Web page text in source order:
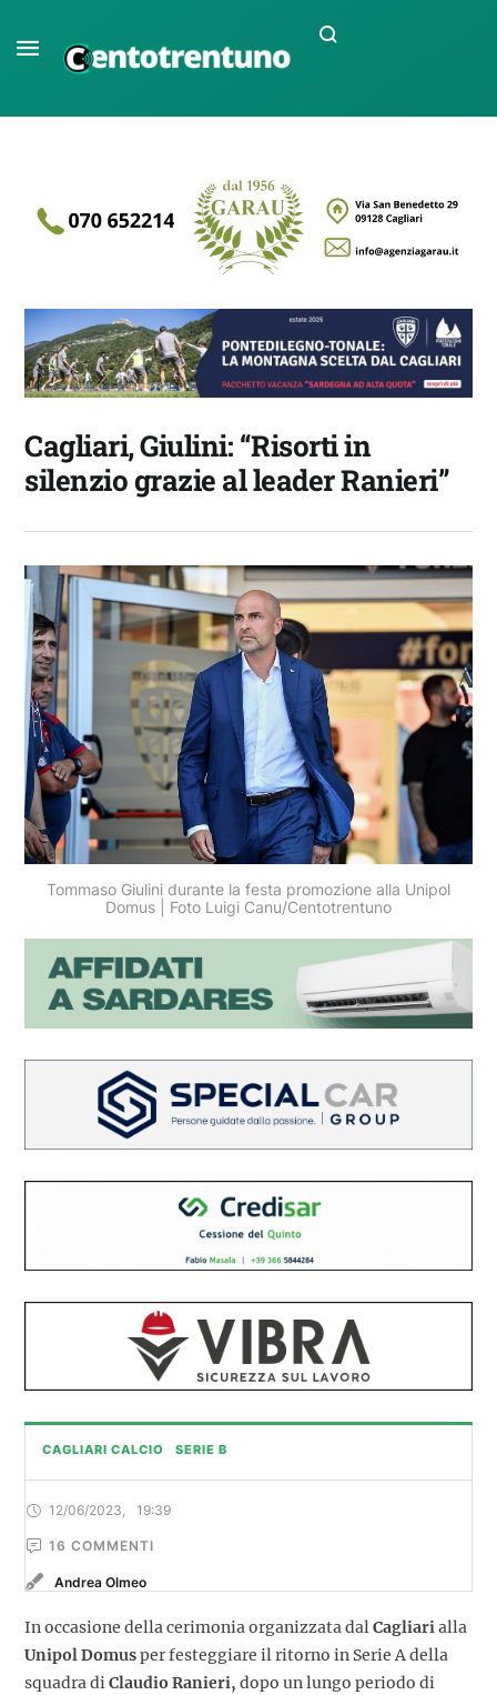
Cagliari, Giulini: “Risorti in
silenzio grazie al leader Ranieri”
Tommaso Giulini durante la festa promozione alla Unipol
Domus | Foto Luigi Canu/Centotrentuno
CAGLIARI CALCIO SERIE B
12/06/2023, 19:39
16 COMMENTI
Andrea Olmeo
In occasione della cerimonia organizzata dalCagliarialla
Unipol Domusper festeggiare il ritorno in Serie A della
squadra diClaudio Ranieri, dopo un lungo periodo di